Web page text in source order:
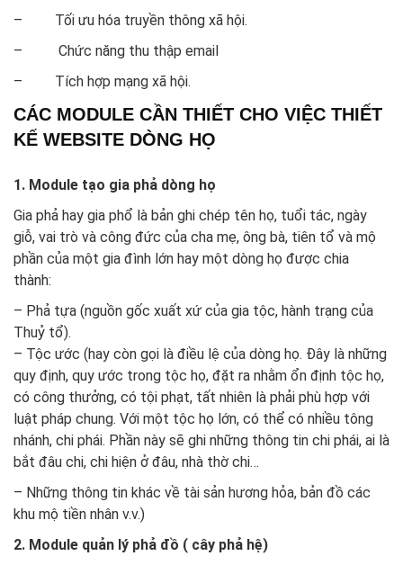
– Tối ưu hóa truyền thông xã hội.
– Chức năng thu thập email
– Tích hợp mạng xã hội.
CÁC MODULE CẦN THIẾT CHO VIỆC THIẾT
KẾ WEBSITE DÒNG HỌ
1. Module tạo gia phả dòng họ
Gia phả hay gia phổ là bản ghi chép tên họ, tuổi tác, ngày
giỗ, vai trò và công đức của cha mẹ, ông bà, tiên tổ và mộ
phần của một gia đình lớn hay một dòng họ được chia
thành:
– Phả tựa (nguồn gốc xuất xứ của gia tộc, hành trạng của
Thuỷ tổ).
– Tộc ước (hay còn gọi là điều lệ của dòng họ. Đây là những
quy định, quy ước trong tộc họ, đặt ra nhằm ổn định tộc họ,
có công thưởng, có tội phạt, tất nhiên là phải phù hợp với
luật pháp chung. Với một tộc họ lớn, có thể có nhiều tông
nhánh, chi phái. Phần này sẽ ghi những thông tin chi phái, ai là
bắt đâu chi, chi hiện ở đâu, nhà thờ chi…
– Những thông tin khác về tài sản hương hỏa, bản đồ các
khu mộ tiền nhân v.v.)
2. Module quản lý phả đồ ( cây phả hệ)